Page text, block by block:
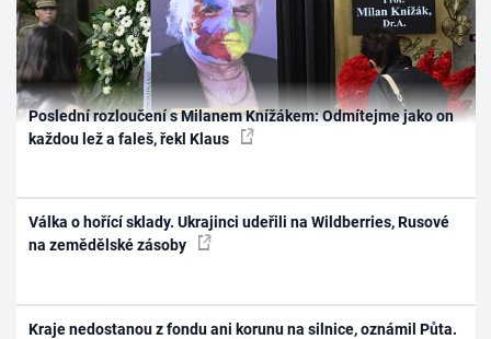
Poslední rozloučení s Milanem Knížákem: Odmítejme jako on
každou lež a faleš, řekl Klaus
Válka o hořící sklady. Ukrajinci udeřili na Wildberries, Rusové
na zemědělské zásoby
Kraje nedostanou z fondu ani korunu na silnice, oznámil Půta.